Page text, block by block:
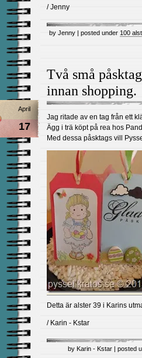
/ Jenny
by Jenny | posted under 100
Två små
innan shopping.
April
17
Jag ritade av en tag från ett
Ägg i trä köpt på rea hos
Med dessa påsktags vill
Detta är alster 39 i Karins
/ Karin - Kstar
by Karin - Kstar | posted